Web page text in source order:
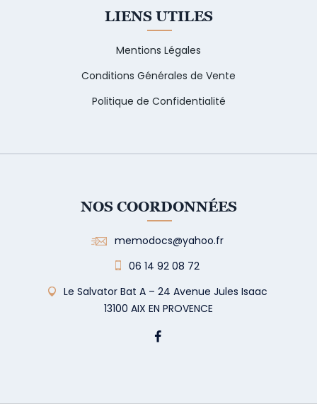
LIENS UTILES
Mentions Légales
Conditions Générales de Vente
Politique de Confidentialité
NOS COORDONNÉES
memodocs@yahoo.fr
06 14 92 08 72
Le Salvator Bat A – 24 Avenue Jules Isaac
13100 AIX EN PROVENCE